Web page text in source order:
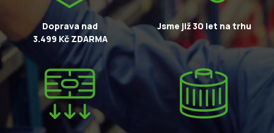
Doprava nad
3.499 Kč ZDARMA
Jsme již 30 let na trhu